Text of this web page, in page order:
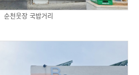
순천웃장 국밥거리